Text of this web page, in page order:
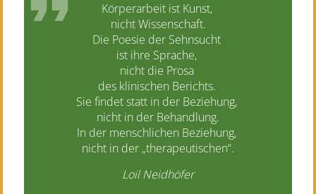
Körperarbeit ist Kunst,
nicht Wissenschaft.
Die Poesie der Sehnsucht
ist ihre Sprache,
nicht die Prosa
des klinischen Berichts.
Sie findet statt in der Beziehung,
nicht in der Behandlung.
In der menschlichen Beziehung,
nicht in der „therapeutischen“.
Loil Neidhöfer